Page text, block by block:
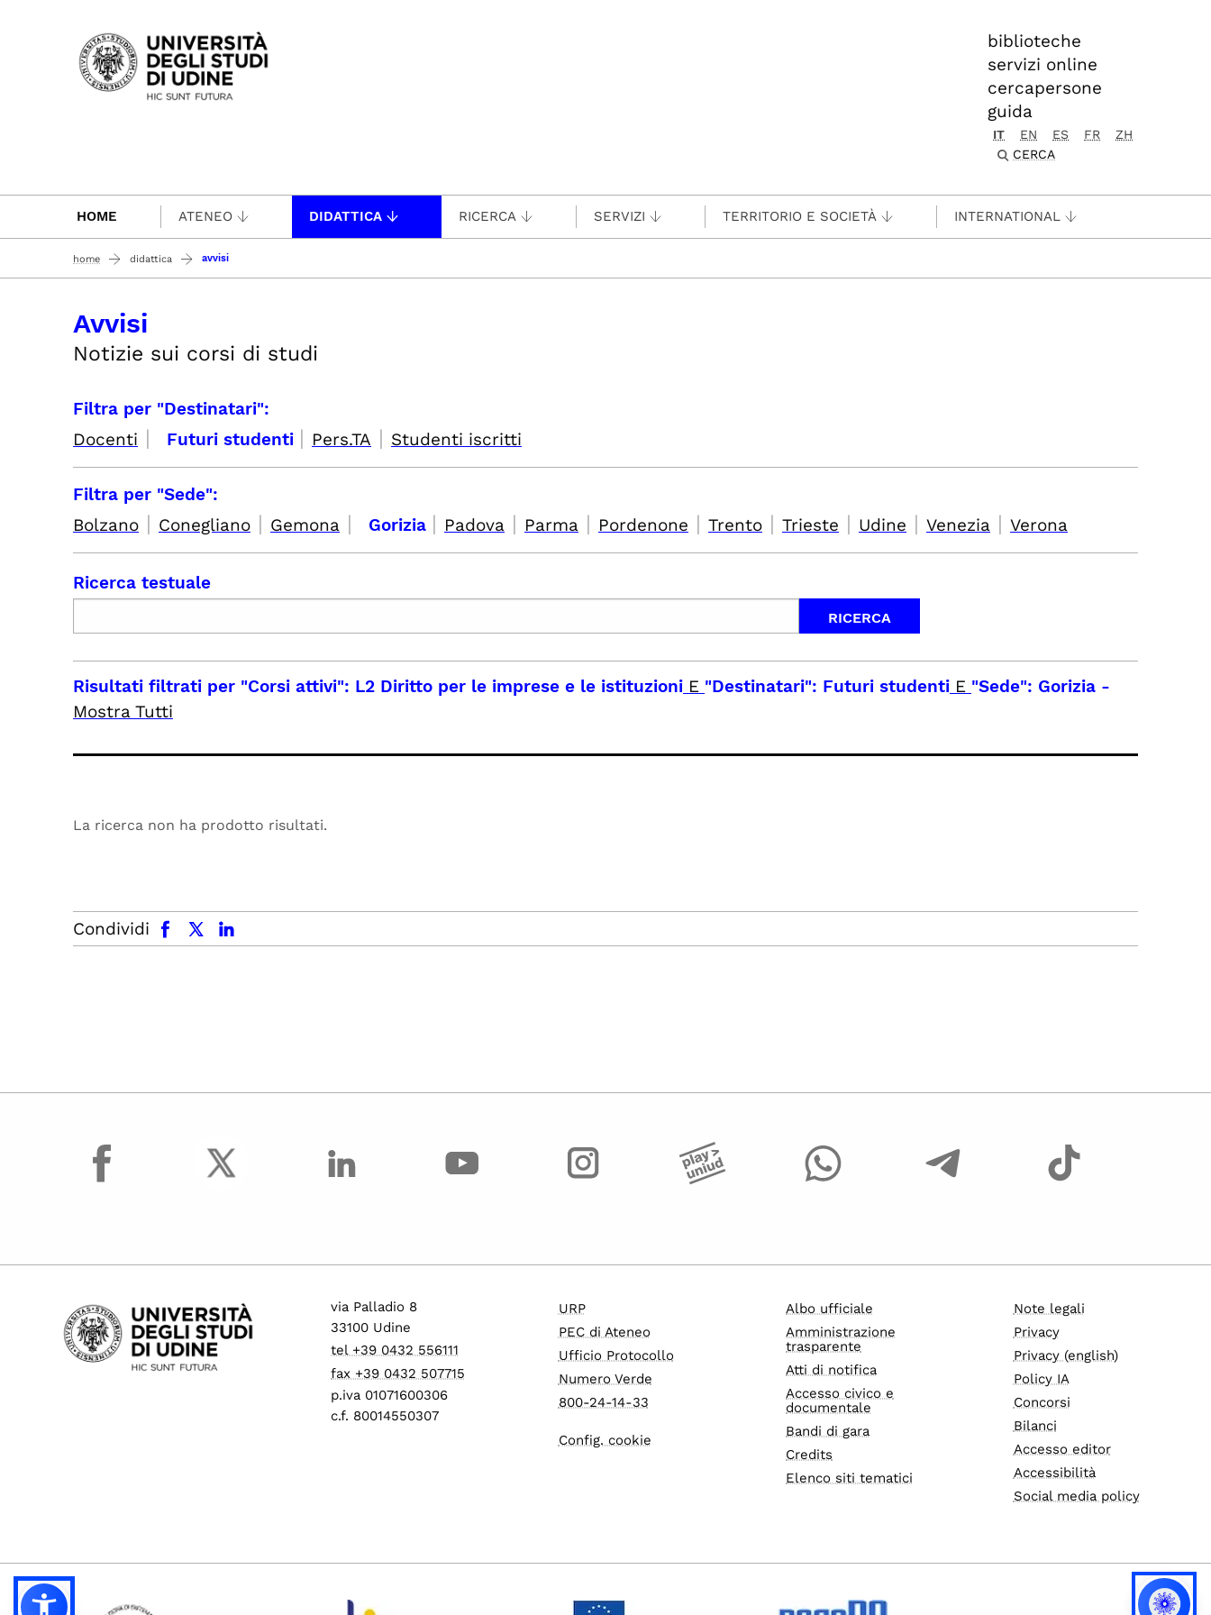
Passa al contenuto principale
biblioteche
servizi online
cercapersone
guida
IT EN ES FR
ZH
CERCA
HOME ATENEO DIDATTICA RICERCA SERVIZI TERRITORIO E SOCIETÀ INTERNATIONAL
home didattica avvisi
Avvisi
Notizie sui corsi di studi
Filtra per "Destinatari":
Docenti | Futuri studenti | Pers.TA | Studenti iscritti
Filtra per "Sede":
Bolzano | Conegliano | Gemona | Gorizia | Padova | Parma | Pordenone | Trento | Trieste | Udine | Venezia | Verona
Ricerca testuale
Risultati filtrati per "Corsi attivi": L2 Diritto per le imprese e le istituzioni E "Destinatari": Futuri studenti E "Sede": Gorizia -
Mostra Tutti
La ricerca non ha prodotto risultati.
Condividi
facebook x.com linkedin
facebook
via Palladio 8
33100 Udine
tel +39 0432 556111
fax +39 0432 507715
p.iva 01071600306
c.f. 80014550307
URP
PEC di Ateneo
Ufficio Protocollo
Numero Verde
800-24-14-33
Config. cookie
Albo ufficiale
Amministrazione
trasparente
Atti di notifica
Accesso civico e
documentale
Bandi di gara
Credits
Elenco siti tematici
Note legali
Privacy
Privacy (english)
Policy IA
Concorsi
Bilanci
Accesso editor
Accessibilità
Social media policy